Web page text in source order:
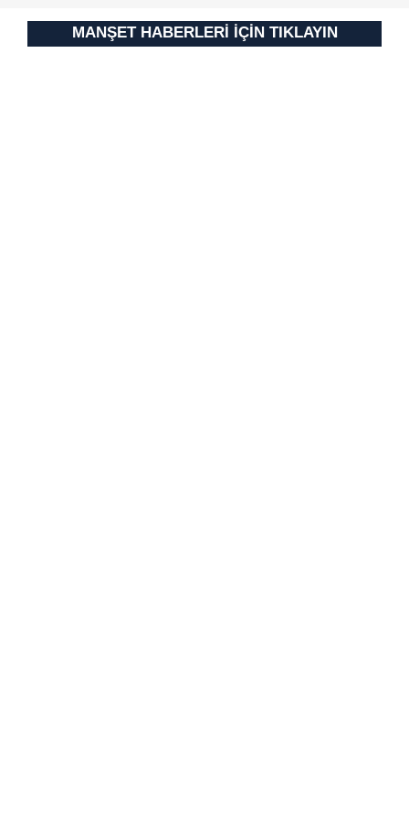
MANŞET HABERLERİ İÇİN TIKLAYIN